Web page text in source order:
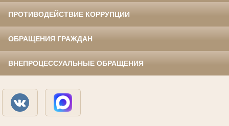
ПРОТИВОДЕЙСТВИЕ КОРРУПЦИИ
ОБРАЩЕНИЯ ГРАЖДАН
ВНЕПРОЦЕССУАЛЬНЫЕ ОБРАЩЕНИЯ